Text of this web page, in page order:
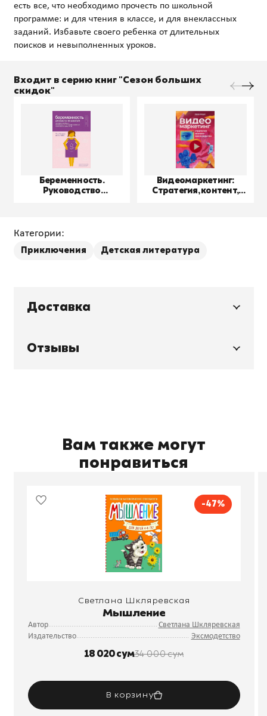
есть все, что необходимо прочесть по школьной
программе: и для чтения в классе, и для внеклассных
заданий. Избавьте своего ребенка от длительных
Входит в серию книг "Сезон больших
скидок"
Беременность.
Руководство
Видеомаркетинг:
Стратегия, контент,
Категории:
Приключения Детская литература
Доставка
Отзывы
Вам также могут
понравиться
-47%
Светлана Шкляревская
Мышление
Автор
Светлана Шкляревская
Издательство
Эксмодетство
18 020 сум34 000 сум
В корзину